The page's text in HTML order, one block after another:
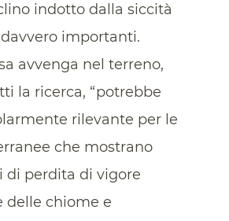
indotto dalla siccità
importanti.
avvenga nel terreno,
la ricerca, “potrebbe
rilevante per le
che mostrano
di perdita di vigore
delle chiome e